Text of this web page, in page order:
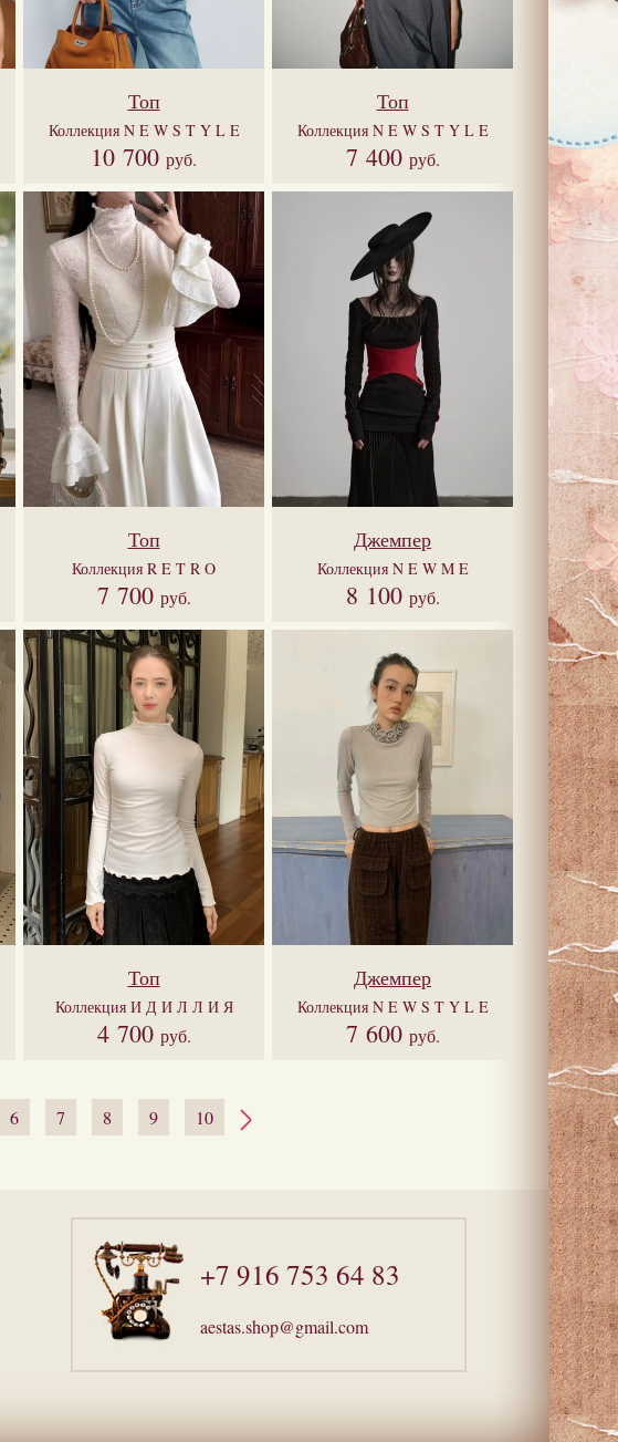
Топ
Коллекция N E W S T Y L E
10 700 руб.
Топ
Коллекция N E W S T Y L E
7 400 руб.
Топ
Коллекция R E T R O
7 700 руб.
Джемпер
Коллекция N E W M E
8 100 руб.
Топ
Коллекция И Д И Л Л И Я
4 700 руб.
Джемпер
Коллекция N E W S T Y L E
7 600 руб.
6 7 8 9 10
+7 916 753 64 83
aestas.shop@gmail.com